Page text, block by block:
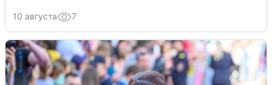
10 августа 7